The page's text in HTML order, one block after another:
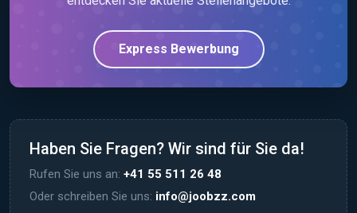
Express Bewerbung
Haben Sie Fragen? Wir sind für Sie da!
Rufen Sie uns an: +41 55 511 26 48
Oder schreiben Sie uns: info@joobzz.com